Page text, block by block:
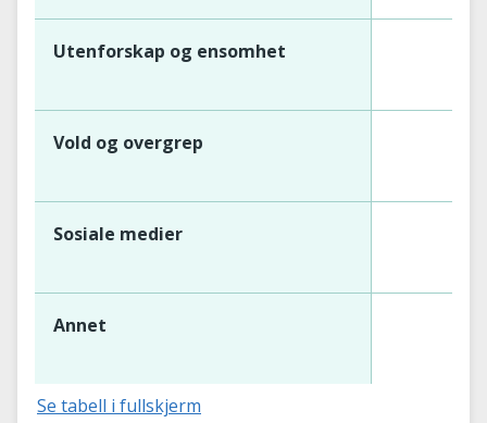
Utenforskap og ensomhet
Vold og overgrep
Sosiale medier
Annet
Se tabell i fullskjerm